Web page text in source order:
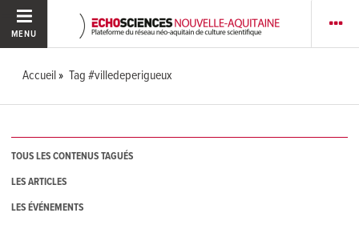
MENU
Accueil Tag #villedeperigueux
TOUS LES CONTENUS TAGUÉS
LES ARTICLES
LES ÉVÉNEMENTS